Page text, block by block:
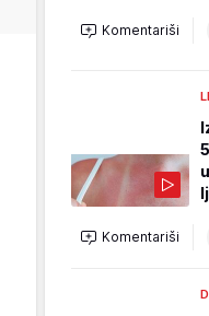
Komentariši
Komentariši